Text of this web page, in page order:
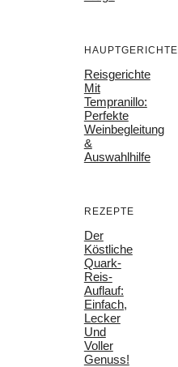
HAUPTGERICHTE
Reisgerichte
Mit
Tempranillo:
Perfekte
Weinbegleitung
&
Auswahlhilfe
REZEPTE
Der
Köstliche
Quark-
Reis-
Auflauf:
Einfach,
Lecker
Und
Voller
Genuss!